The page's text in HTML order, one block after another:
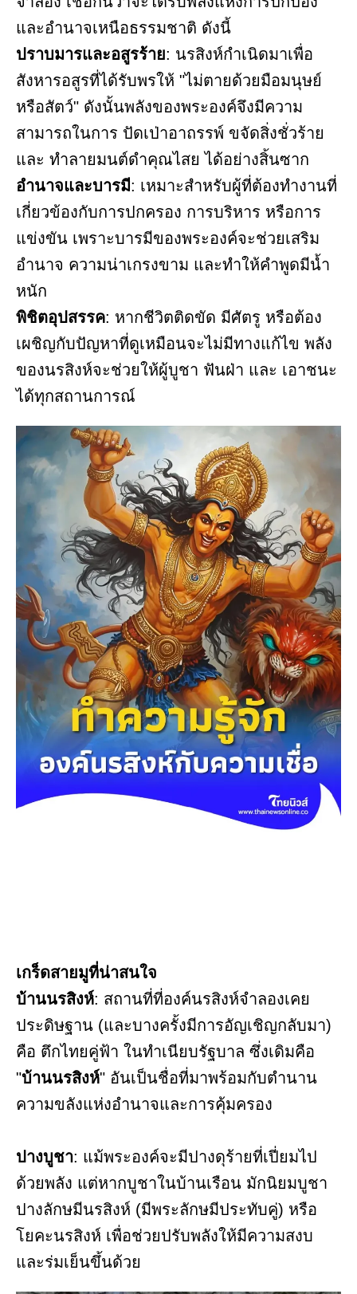
และอำนาจเหนือธรรมชาติ ดังนี้
ปราบมารและอสูรร้าย: นรสิงห์กำเนิดมาเพื่อ
สังหารอสูรที่ได้รับพรให้ "ไม่ตายด้วยมือมนุษย์
หรือสัตว์" ดังนั้นพลังของพระองค์จึงมีความ
สามารถในการ ปัดเป่าอาถรรพ์ ขจัดสิ่งชั่วร้าย
และ ทำลายมนต์ดำคุณไสย ได้อย่างสิ้นซาก
อำนาจและบารมี: เหมาะสำหรับผู้ที่ต้องทำงานที่
เกี่ยวข้องกับการปกครอง การบริหาร หรือการ
แข่งขัน เพราะบารมีของพระองค์จะช่วยเสริม
อำนาจ ความน่าเกรงขาม และทำให้คำพูดมีน้ำ
หนัก
พิชิตอุปสรรค: หากชีวิตติดขัด มีศัตรู หรือต้อง
เผชิญกับปัญหาที่ดูเหมือนจะไม่มีทางแก้ไข พลัง
ของนรสิงห์จะช่วยให้ผู้บูชา ฟันฝ่า และ เอาชนะ
ได้ทุกสถานการณ์
เกร็ดสายมูที่น่าสนใจ
บ้านนรสิงห์: สถานที่ที่องค์นรสิงห์จำลองเคย
ประดิษฐาน (และบางครั้งมีการอัญเชิญกลับมา)
คือ ตึกไทยคู่ฟ้า ในทำเนียบรัฐบาล ซึ่งเดิมคือ
"บ้านนรสิงห์" อันเป็นชื่อที่มาพร้อมกับตำนาน
ความขลังแห่งอำนาจและการคุ้มครอง
ปางบูชา: แม้พระองค์จะมีปางดุร้ายที่เปี่ยมไป
ด้วยพลัง แต่หากบูชาในบ้านเรือน มักนิยมบูชา
ปางลักษมีนรสิงห์ (มีพระลักษมีประทับคู่) หรือ
โยคะนรสิงห์ เพื่อช่วยปรับพลังให้มีความสงบ
และร่มเย็นขึ้นด้วย